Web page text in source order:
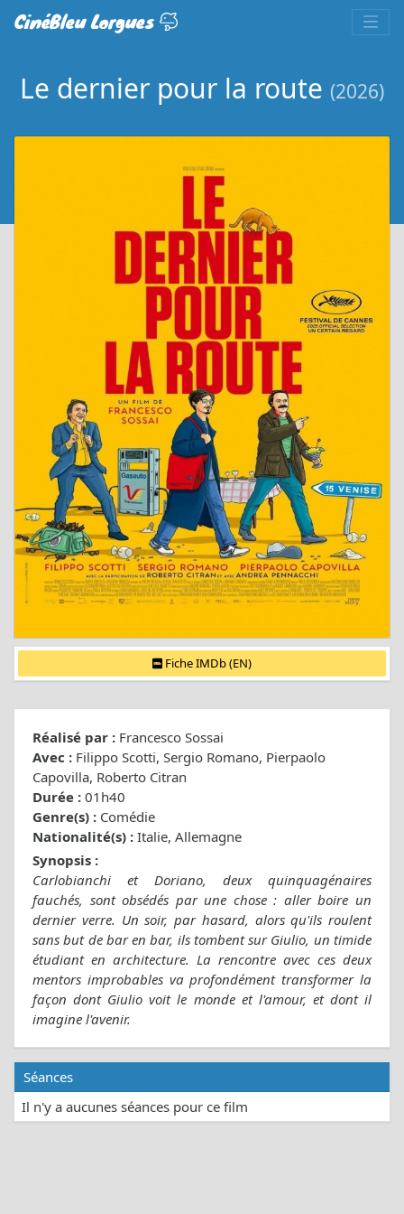
CinéBleu Lorgues
Le dernier pour la route (2026)
Fiche IMDb (EN)
Réalisé par : Francesco Sossai
Avec : Filippo Scotti, Sergio Romano, Pierpaolo
Capovilla, Roberto Citran
Durée : 01h40
Genre(s) : Comédie
Nationalité(s) : Italie, Allemagne
Synopsis :
Carlobianchi et Doriano, deux quinquagénaires
fauchés, sont obsédés par une chose : aller boire un
dernier verre. Un soir, par hasard, alors qu'ils roulent
sans but de bar en bar, ils tombent sur Giulio, un timide
étudiant en architecture. La rencontre avec ces deux
mentors improbables va profondément transformer la
façon dont Giulio voit le monde et l'amour, et dont il
imagine l'avenir.
Séances
Il n'y a aucunes séances pour ce film